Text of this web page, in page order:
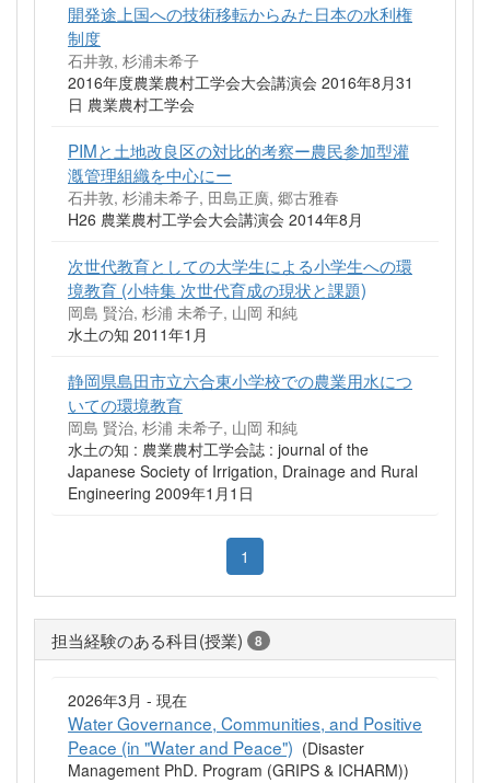
開発途上国への技術移転からみた日本の水利権
制度
石井敦, 杉浦未希子
2016年度農業農村工学会大会講演会 2016年8月31
日 農業農村工学会
PIMと土地改良区の対比的考察ー農民参加型灌
漑管理組織を中心にー
石井敦, 杉浦未希子, 田島正廣, 郷古雅春
H26 農業農村工学会大会講演会 2014年8月
次世代教育としての大学生による小学生への環
境教育 (小特集 次世代育成の現状と課題)
岡島 賢治, 杉浦 未希子, 山岡 和純
水土の知 2011年1月
静岡県島田市立六合東小学校での農業用水につ
いての環境教育
岡島 賢治, 杉浦 未希子, 山岡 和純
水土の知 : 農業農村工学会誌 : journal of the
Japanese Society of Irrigation, Drainage and Rural
Engineering 2009年1月1日
1
担当経験のある科目(授業) 8
2026年3月 - 現在
Water Governance, Communities, and Positive
Peace (in "Water and Peace") (Disaster
Management PhD. Program (GRIPS & ICHARM))